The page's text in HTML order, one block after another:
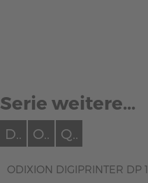
Serie weitere...
D.. O.. Q..
ODIXION DIGIPRINTER DP